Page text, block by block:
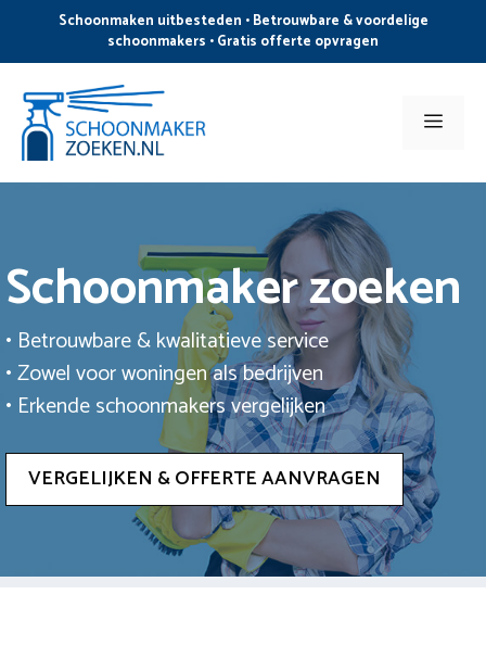
de
inhoud
Schoonmaken uitbesteden • Betrouwbare & voordelige
schoonmakers • Gratis offerte opvragen
Menu
Schoonmaker zoeken
• Betrouwbare & kwalitatieve service
• Zowel voor woningen als bedrijven
• Erkende schoonmakers vergelijken
VERGELIJKEN & OFFERTE AANVRAGEN